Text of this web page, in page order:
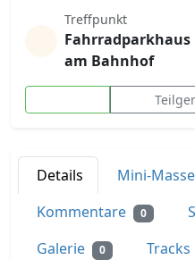
Treffpunkt
Fahrradparkhaus
am Bahnhof
Details Mini-
Kommentare 0
Galerie 0 Tracks